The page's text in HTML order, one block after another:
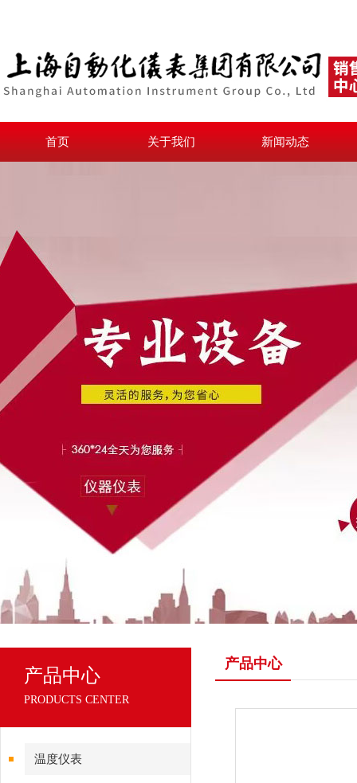
首页 关于我们 新闻动态
产品中心
PRODUCTS CENTER
温度仪表
产品中心